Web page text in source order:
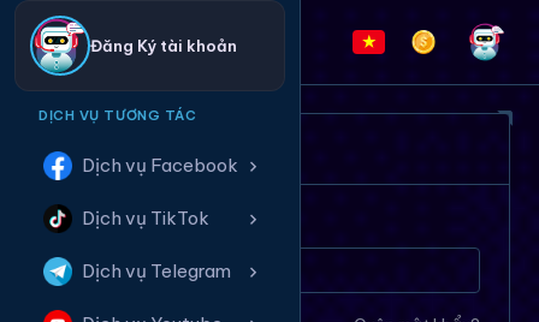
Đăng Ký tài khoản
DỊCH VỤ TƯƠNG TÁC
Dịch vụ Facebook
Dịch vụ TikTok
Dịch vụ Telegram
ĐĂNG NHẬP HỆ THỐNG
Tên tài khoản